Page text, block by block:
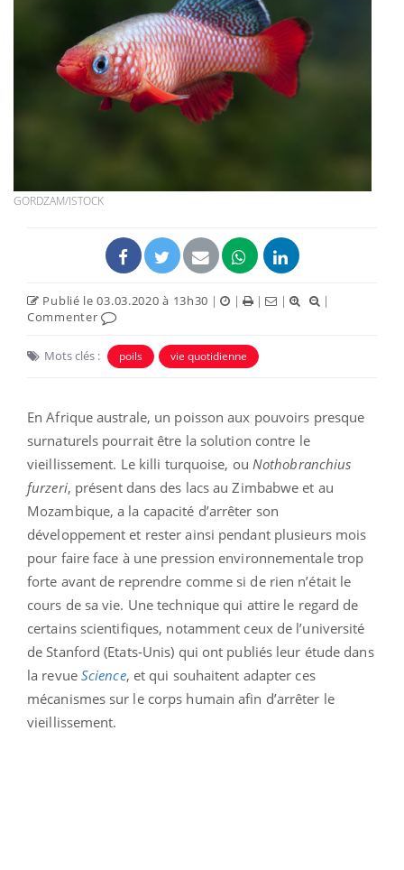
GORDZAM/ISTOCK
Publié le 03.03.2020 à 13h30 | | | |
|
Commenter
Mots clés : poils vie quotidienne
En Afrique australe, un poisson aux pouvoirs presque
surnaturels pourrait être la solution contre le
vieillissement. Le killi turquoise, ou Nothobranchius
furzeri, présent dans des lacs au Zimbabwe et au
Mozambique, a la capacité d’arrêter son
développement et rester ainsi pendant plusieurs mois
pour faire face à une pression environnementale trop
forte avant de reprendre comme si de rien n’était le
cours de sa vie. Une technique qui attire le regard de
certains scientifiques, notamment ceux de l’université
de Stanford (Etats-Unis) qui ont publiés leur étude dans
la revue Science, et qui souhaitent adapter ces
mécanismes sur le corps humain afin d’arrêter le
vieillissement.